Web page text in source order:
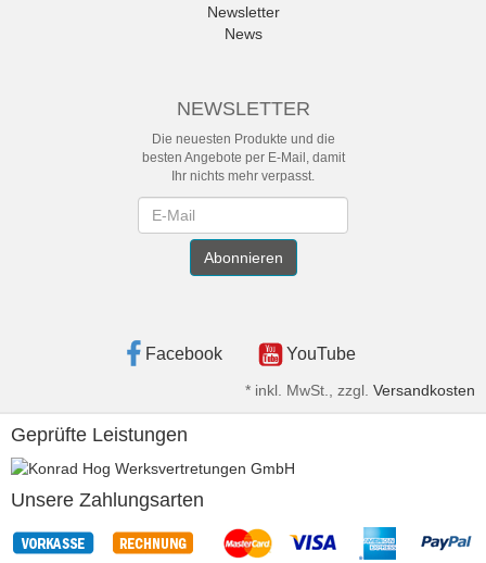
Newsletter
News
NEWSLETTER
Die neuesten Produkte und die
besten Angebote per E-Mail, damit
Ihr nichts mehr verpasst.
Abonnieren
Facebook YouTube
* inkl. MwSt., zzgl. Versandkosten
Geprüfte Leistungen
Unsere Zahlungsarten